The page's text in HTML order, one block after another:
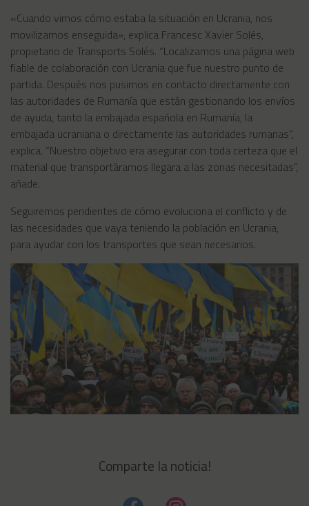
«Cuando vimos cómo estaba la situación en Ucrania, nos
movilizamos enseguida», explica Francesc Xavier Solés,
propietario de Transports Solés. “Localizamos una página web
fiable de colaboración con Ucrania que fue nuestro punto de
partida. Después nos pusimos en contacto directamente con
las autoridades de Rumanía que están gestionando los envíos
de ayuda, tanto la embajada española en Rumanía, la
embajada ucraniana o directamente las autoridades rumanas”,
explica. “Nuestro objetivo era asegurar con toda certeza que el
material que transportáramos llegara a las zonas necesitadas”,
añade.
Seguiremos pendientes de cómo evoluciona el conflicto y de
las necesidades que vaya teniendo la población en Ucrania,
para ayudar con los transportes que sean necesarios.
Comparte la noticia!